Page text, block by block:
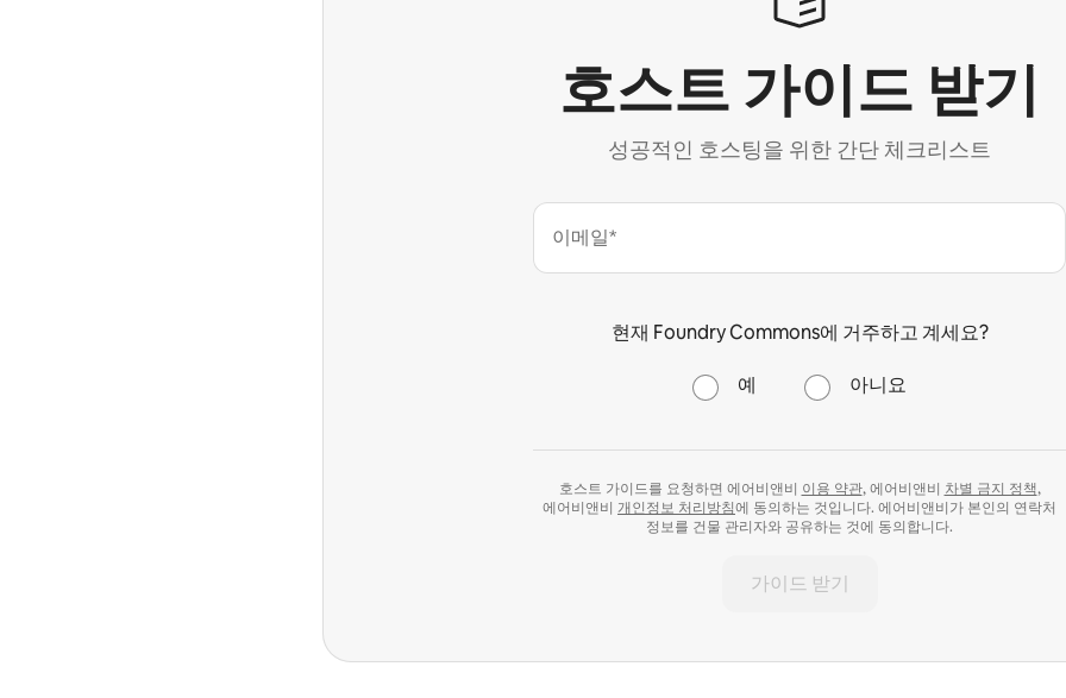
호스트 가이드 받기
성공적인 호스팅을 위한 간단 체크리스트
이메일*
현재 Foundry Commons에 거주하고 계세요?
예 아니요
호스트 가이드를 요청하면 에어비앤비 이용 약관, 에어비앤비 차별 금지 정책,
에어비앤비 개인정보 처리방침에 동의하는 것입니다. 에어비앤비가 본인의 연락처
정보를 건물 관리자와 공유하는 것에 동의합니다.
가이드 받기